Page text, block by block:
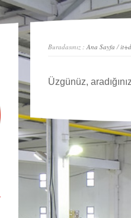
Buradasınız :Ana Sayfa /
Üzgünüz,